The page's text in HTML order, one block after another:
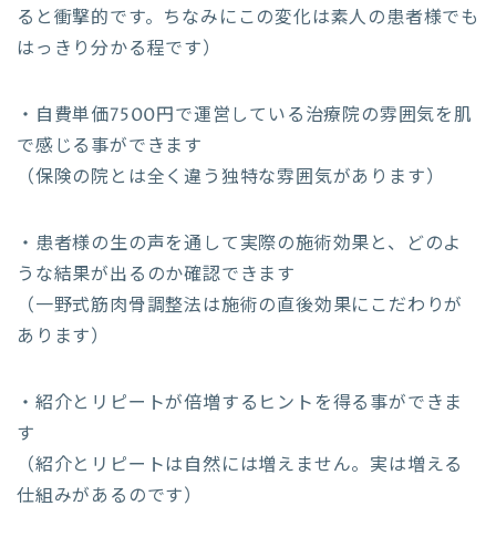
ると衝撃的です。ちなみにこの変化は素人の患者様でも
はっきり分かる程です）
・自費単価7500円で運営している治療院の雰囲気を肌
で感じる事ができます
（保険の院とは全く違う独特な雰囲気があります）
・患者様の生の声を通して実際の施術効果と、どのよ
うな結果が出るのか確認できます
（一野式筋肉骨調整法は施術の直後効果にこだわりが
あります）
・紹介とリピートが倍増するヒントを得る事ができま
す
（紹介とリピートは自然には増えません。実は増える
仕組みがあるのです）